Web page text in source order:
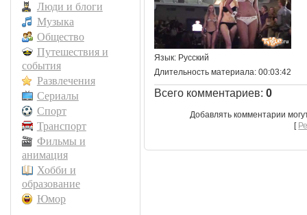
Люди и блоги
Музыка
Общество
Путешествия и
события
Развлечения
Сериалы
Спорт
Транспорт
Фильмы и
анимация
Хобби и
образование
Юмор
Язык: Русский
Длительность материала: 00:03:42
Всего комментариев: 0
Добавлять комментарии
[